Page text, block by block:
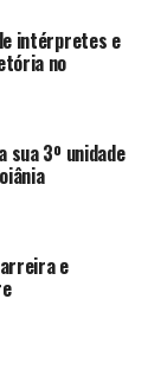
intérpretes e
no
3º unidade
e